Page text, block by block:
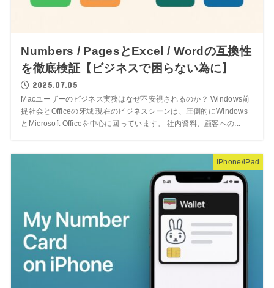
Numbers / PagesとExcel / Wordの互換性
を徹底検証【ビジネスで困らない為に】
2025.07.05
Macユーザーのビジネス実務はなぜ不安視されるのか？ Windows前
提社会とOfficeの牙城 現在のビジネスシーンは、圧倒的にWindows
とMicrosoft Officeを中心に回っています。 社内資料、顧客への...
iPhone/iPad